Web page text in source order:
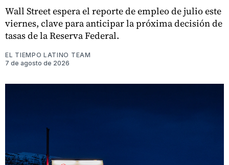
Wall Street espera el reporte de empleo de julio este
viernes, clave para anticipar la próxima decisión de
tasas de la Reserva Federal.
EL TIEMPO LATINO TEAM
7 de agosto de 2026